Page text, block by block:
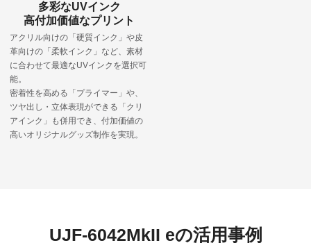
多彩なUVインク
高付加価値なプリント
アクリル向けの「硬質インク」や皮
革向けの「柔軟インク」など、素材
に合わせて最適なUVインクを選択可
能。
密着性を高める「プライマー」や、
ツヤ出し・立体表現ができる「クリ
アインク」も併用でき、付加価値の
高いオリジナルグッズ制作を実現。
UJF-6042MkII eの活用事例